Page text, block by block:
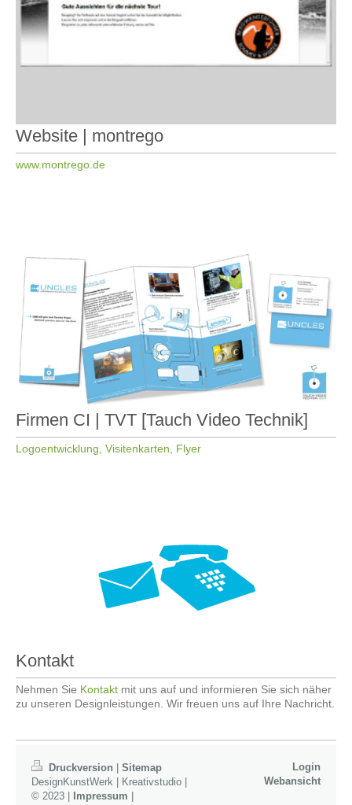
Website | montrego
www.montrego.de
Firmen CI | TVT [Tauch Video Technik]
Logoentwicklung, Visitenkarten, Flyer
Kontakt
Nehmen Sie Kontakt mit uns auf und informieren Sie sich näher
zu unseren Designleistungen. Wir freuen uns auf Ihre Nachricht.
Druckversion
Sitemap
DesignKunstWerk | Kreativstudio |
© 2023 |
Impressum
Login
Webansicht